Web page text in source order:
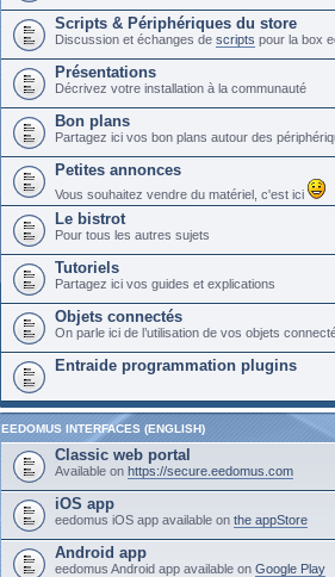
Scripts & Périphériques du store
Discussion et échanges de scripts pour la box
Présentations
Décrivez votre installation à la communauté
Bon plans
Partagez ici vos bon plans autour des
Petites annonces
Vous souhaitez vendre du matériel, c'est ici
Le bistrot
Pour tous les autres sujets
Tutoriels
Partagez ici vos guides et explications
Objets connectés
On parle ici de l’utilisation de vos objets
Entraide programmation plugins
EEDOMUS INTERFACES (ENGLISH)
Classic web portal
Available on https://secure.eedomus.com
iOS app
eedomus iOS app available on the appStore
Android app
eedomus Android app available on Google Play